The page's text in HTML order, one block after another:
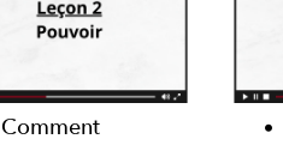
Comment